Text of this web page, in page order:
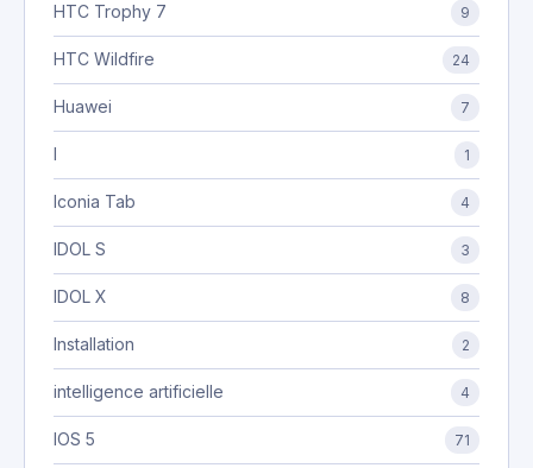
HTC Trophy 7 9
HTC Wildfire 24
Huawei 7
I 1
Iconia Tab 4
IDOL S 3
IDOL X 8
Installation 2
intelligence artificielle 4
IOS 5 71